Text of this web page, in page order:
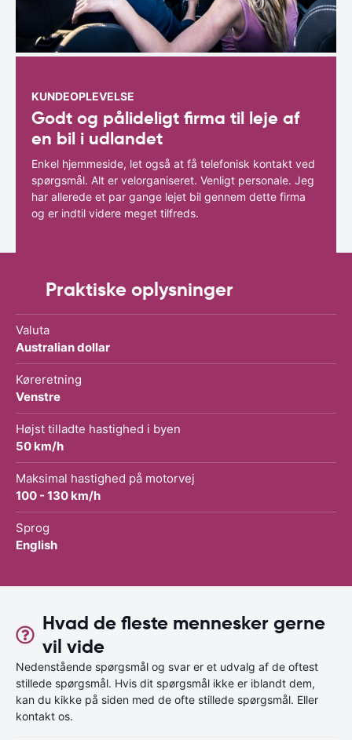
KUNDEOPLEVELSE
Godt og pålideligt firma til leje af
en bil i udlandet
Enkel hjemmeside, let også at få telefonisk kontakt ved
spørgsmål. Alt er velorganiseret. Venligt personale. Jeg
har allerede et par gange lejet bil gennem dette firma
og er indtil videre meget tilfreds.
Praktiske oplysninger
Valuta
Australian dollar
Køreretning
Venstre
Højst tilladte hastighed i byen
50 km/h
Maksimal hastighed på motorvej
100 - 130 km/h
Sprog
English
Hvad de fleste mennesker gerne
vil vide
Nedenstående spørgsmål og svar er et udvalg af de oftest
stillede spørgsmål. Hvis dit spørgsmål ikke er iblandt dem,
kan du kikke på siden med de ofte stillede spørgsmål. Eller
kontakt os.